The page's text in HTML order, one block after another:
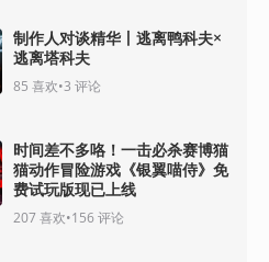
制作人对谈精华丨逃离鸭科夫×
逃离塔科夫
85 喜欢•3 评论
时间差不多咯！一击必杀赛博猫
猫动作冒险游戏《银翼喵侍》免
费试玩版现已上线
207喜欢•156评论